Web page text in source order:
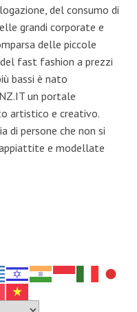
del consumo di
grandi corporate e
delle piccole
fast fashion a prezzi
bassi è nato
un portale
artistico e creativo.
di persone che non si
e modellate